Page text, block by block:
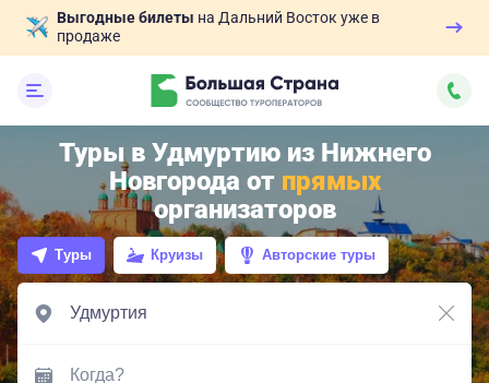
Выгодные билеты на Дальний Восток уже в
продаже
Туры в Удмуртию из Нижнего
Новгорода от прямых
организаторов
Туры Круизы Авторские туры